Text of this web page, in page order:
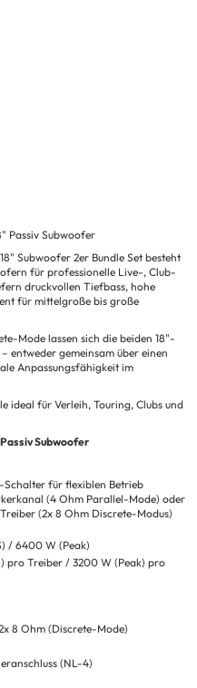
Passiv Subwoofer
Subwoofer 2er Bundle Set besteht
für professionelle Live-, Club-
druckvollen Tiefbass, hohe
für mittelgroße bis große
Mode lassen sich die beiden 18"-
entweder gemeinsam über einen
Anpassungsfähigkeit im
ideal für Verleih, Touring, Clubs und
Subwoofer
für flexiblen Betrieb
(4 Ohm Parallel-Mode) oder
(2x 8 Ohm Discrete-Modus)
/ 6400 W (Peak)
pro Treiber / 3200 W (Peak) pro
8 Ohm (Discrete-Mode)
(NL-4)